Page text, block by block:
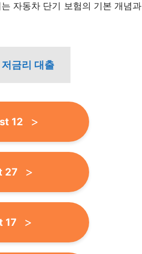
자동차 단기 보험의 기본 개념과
금리 대출
12
27
17